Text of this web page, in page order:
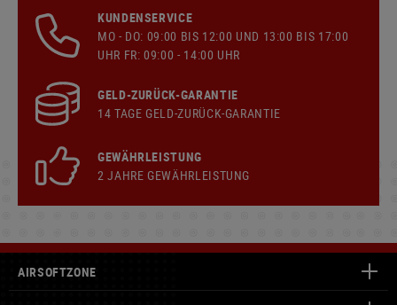
KUNDENSERVICE
MO - DO: 09:00 BIS 12:00 UND 13:00 BIS 17:00
UHR FR: 09:00 - 14:00 UHR
GELD-ZURÜCK-GARANTIE
14 TAGE GELD-ZURÜCK-GARANTIE
GEWÄHRLEISTUNG
2 JAHRE GEWÄHRLEISTUNG
AIRSOFTZONE